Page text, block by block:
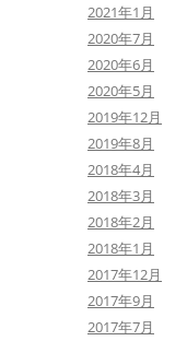
2021年1月
2020年7月
2020年6月
2020年5月
2019年12月
2019年8月
2018年4月
2018年3月
2018年2月
2018年1月
2017年12月
2017年9月
2017年7月